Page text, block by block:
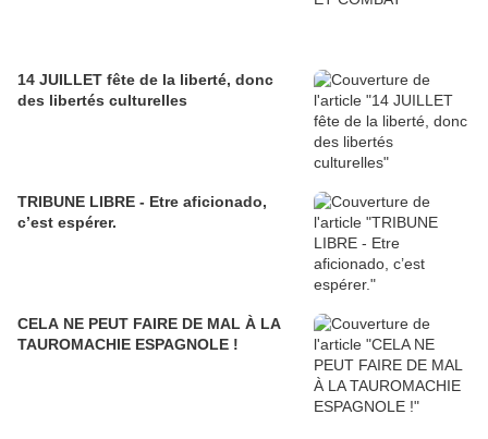
14 JUILLET fête de la liberté, donc
des libertés culturelles
TRIBUNE LIBRE - Etre aficionado,
c’est espérer.
CELA NE PEUT FAIRE DE MAL À LA
TAUROMACHIE ESPAGNOLE !